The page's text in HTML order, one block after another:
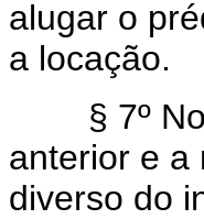
alugar o
a locação.
§ 7º No
anterior e a
diverso do